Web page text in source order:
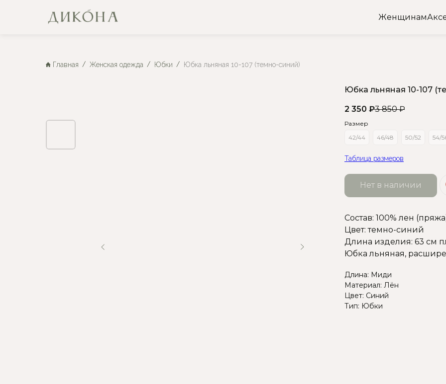
Женщинам
Главная Женская одежда Юбки Юбка льняная 10-107 (темно-синий)
Юбка льняная 10-107
2 350 ₽3 850 ₽
Размер
42/44
46/48 50/52 54/
Таблица размеров
Нет в наличии
Состав: 100% лен
Цвет: темно-синий
Длина изделия: 63 см
Юбка льняная,
Длина: Миди
Материал: Лён
Цвет: Синий
Тип: Юбки